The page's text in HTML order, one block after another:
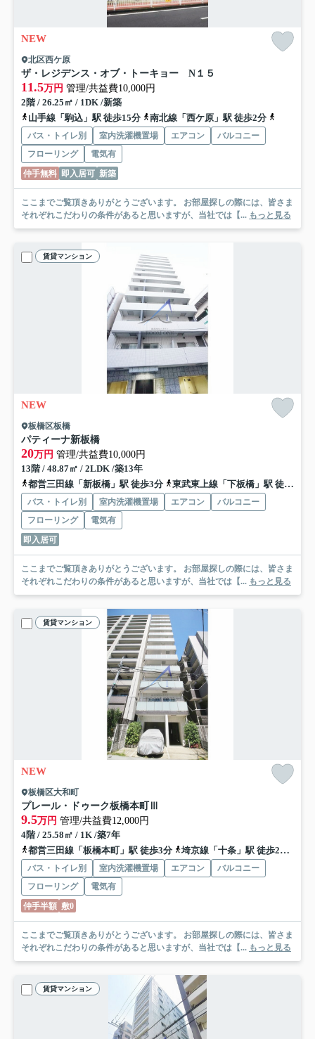
NEW
北区西ケ原
ザ・レジデンス・オブ・トーキョー N１５
11.5万円 管理/共益費10,000円
2階 / 26.25㎡ / 1DK /新築
山手線「駒込」駅 徒歩15分
南北線「西ケ原」駅 徒歩2分
バス・トイレ別 室内洗濯機置場 エアコン
バルコニー
フローリング
電気有
仲手無料 即入居可 新築
ここまでご覧頂きありがとうございます。 お部屋探しの際には、皆さま
それぞれこだわりの条件があると思いますが、当社では【... もっと見る
賃貸マンション
NEW
板橋区板橋
パティーナ新板橋
20万円 管理/共益費10,000円
13階 / 48.87㎡ / 2LDK /築13年
都営三田線「新板橋」駅 徒歩3分
東武東上線「下板橋」駅 徒歩6分
バス・トイレ別 室内洗濯機置場 エアコン
バルコニー
フローリング
電気有
即入居可
ここまでご覧頂きありがとうございます。 お部屋探しの際には、皆さま
それぞれこだわりの条件があると思いますが、当社では【... もっと見る
賃貸マンション
NEW
板橋区大和町
プレール・ドゥーク板橋本町Ⅲ
9.5万円 管理/共益費12,000円
4階 / 25.58㎡ / 1K /築7年
都営三田線「板橋本町」駅 徒歩3分
埼京線「十条」駅 徒歩22分
バス・トイレ別 室内洗濯機置場 エアコン
バルコニー
フローリング
電気有
仲手半額 敷0
ここまでご覧頂きありがとうございます。 お部屋探しの際には、皆さま
それぞれこだわりの条件があると思いますが、当社では【... もっと見る
賃貸マンション